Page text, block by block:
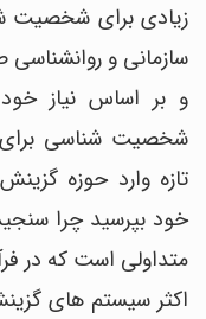
زیادی برای شخصیت
سازمانی و روانشناسی
و بر اساس نیاز
شخصیت شناسی برای
تازه وارد حوزه
خود بپرسید چرا
متداولی است که در
اکثر سیستم های